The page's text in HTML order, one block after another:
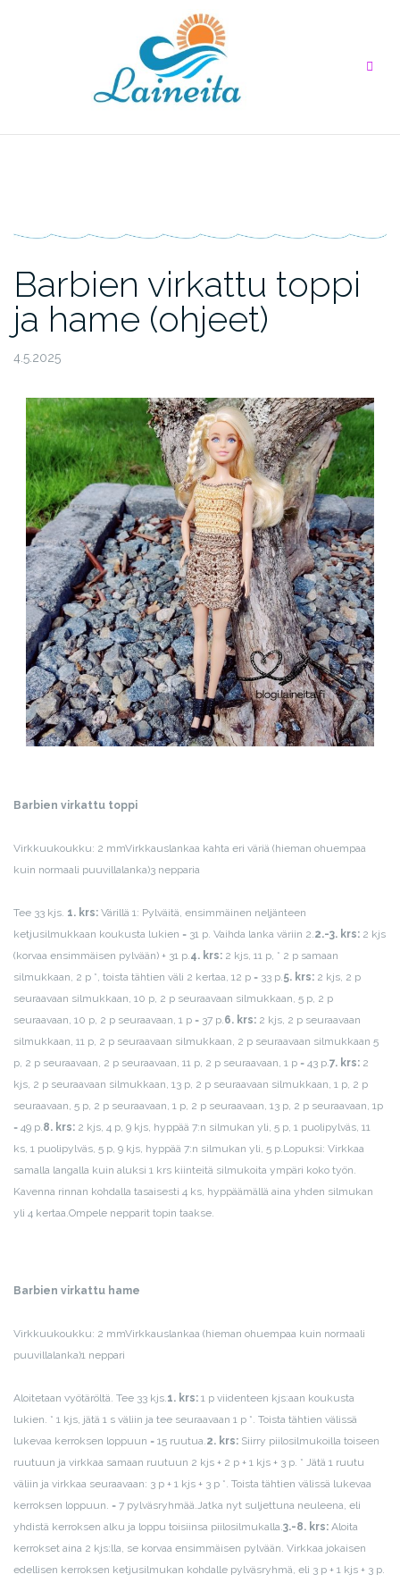
Barbien virkattu toppi
ja hame (ohjeet)
4.5.2025
Barbien virkattu toppi
Virkkuukoukku: 2 mmVirkkauslankaa kahta eri väriä (hieman ohuempaa
kuin normaali puuvillalanka)3 nepparia
Tee 33 kjs. 1. krs: Värillä 1: Pylväitä, ensimmäinen neljänteen
ketjusilmukkaan koukusta lukien = 31 p. Vaihda lanka väriin 2.2.-3. krs: 2 kjs
(korvaa ensimmäisen pylvään) + 31 p.4. krs: 2 kjs, 11 p, * 2 p samaan
silmukkaan, 2 p *, toista tähtien väli 2 kertaa, 12 p = 33 p.5. krs: 2 kjs, 2 p
seuraavaan silmukkaan, 10 p, 2 p seuraavaan silmukkaan, 5 p, 2 p
seuraavaan, 10 p, 2 p seuraavaan, 1 p = 37 p.6. krs: 2 kjs, 2 p seuraavaan
silmukkaan, 11 p, 2 p seuraavaan silmukkaan, 2 p seuraavaan silmukkaan 5
p, 2 p seuraavaan, 2 p seuraavaan, 11 p, 2 p seuraavaan, 1 p = 43 p.7. krs: 2
kjs, 2 p seuraavaan silmukkaan, 13 p, 2 p seuraavaan silmukkaan, 1 p, 2 p
seuraavaan, 5 p, 2 p seuraavaan, 1 p, 2 p seuraavaan, 13 p, 2 p seuraavaan, 1p
= 49 p.8. krs: 2 kjs, 4 p, 9 kjs, hyppää 7:n silmukan yli, 5 p, 1 puolipylväs, 11
ks, 1 puolipylväs, 5 p, 9 kjs, hyppää 7:n silmukan yli, 5 p.Lopuksi: Virkkaa
samalla langalla kuin aluksi 1 krs kiinteitä silmukoita ympäri koko työn.
Kavenna rinnan kohdalla tasaisesti 4 ks, hyppäämällä aina yhden silmukan
yli 4 kertaa.Ompele nepparit topin taakse.
Barbien virkattu hame
Virkkuukoukku: 2 mmVirkkauslankaa (hieman ohuempaa kuin normaali
puuvillalanka)1 neppari
Aloitetaan vyötäröltä. Tee 33 kjs.1. krs: 1 p viidenteen kjs:aan koukusta
lukien. * 1 kjs, jätä 1 s väliin ja tee seuraavaan 1 p *. Toista tähtien välissä
lukevaa kerroksen loppuun = 15 ruutua.2. krs: Siirry piilosilmukoilla toiseen
ruutuun ja virkkaa samaan ruutuun 2 kjs + 2 p + 1 kjs + 3 p. * Jätä 1 ruutu
väliin ja virkkaa seuraavaan: 3 p + 1 kjs + 3 p *. Toista tähtien välissä lukevaa
kerroksen loppuun. = 7 pylväsryhmää.Jatka nyt suljettuna neuleena, eli
yhdistä kerroksen alku ja loppu toisiinsa piilosilmukalla.3.-8. krs: Aloita
kerrokset aina 2 kjs:lla, se korvaa ensimmäisen pylvään. Virkkaa jokaisen
edellisen kerroksen ketjusilmukan kohdalle pylväsryhmä, eli 3 p + 1 kjs + 3 p.